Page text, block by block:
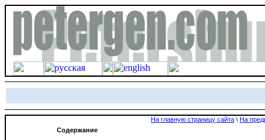
Содержание
На главную страницу сайта \ На